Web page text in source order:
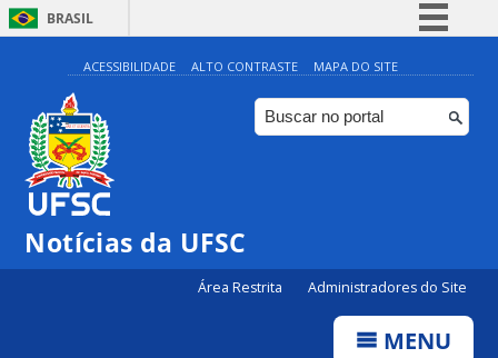
BRASIL
Simplifique!
Comunica BR
Participe
ACESSIBILIDADE ALTO CONTRASTE MAPA DO SITE
Notícias da UFSC
Área Restrita Administradores do Site
MENU